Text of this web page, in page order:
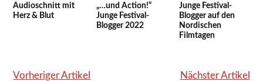
Audioschnitt mit
Herz & Blut
„…und Action!“
Junge Festival-
Blogger 2022
Junge Festival-
Blogger auf den
Nordischen
Filmtagen
Vorheriger Artikel Nächster Artikel